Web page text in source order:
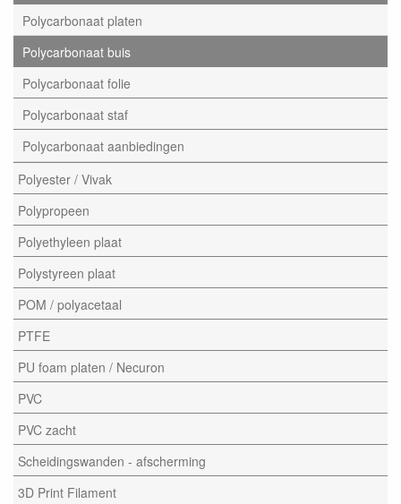
Polycarbonaat platen
Polycarbonaat buis
Polycarbonaat folie
Polycarbonaat staf
Polycarbonaat aanbiedingen
Polyester / Vivak
Polypropeen
Polyethyleen plaat
Polystyreen plaat
POM / polyacetaal
PTFE
PU foam platen / Necuron
PVC
PVC zacht
Scheidingswanden - afscherming
3D Print Filament